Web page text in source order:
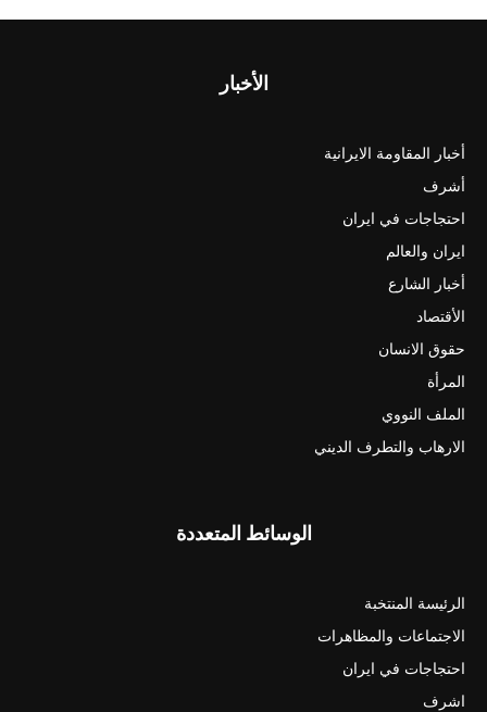
الأخبار
أخبار المقاومة الايرانية
أشرف
احتجاجات في ايران
ايران والعالم
أخبار الشارع
الأقتصاد
حقوق الانسان
المرأة
الملف النووي
الارهاب والتطرف الديني
الوسائط المتعددة
الرئيسة المنتخبة
الاجتماعات والمظاهرات
احتجاجات في ايران
اشرف